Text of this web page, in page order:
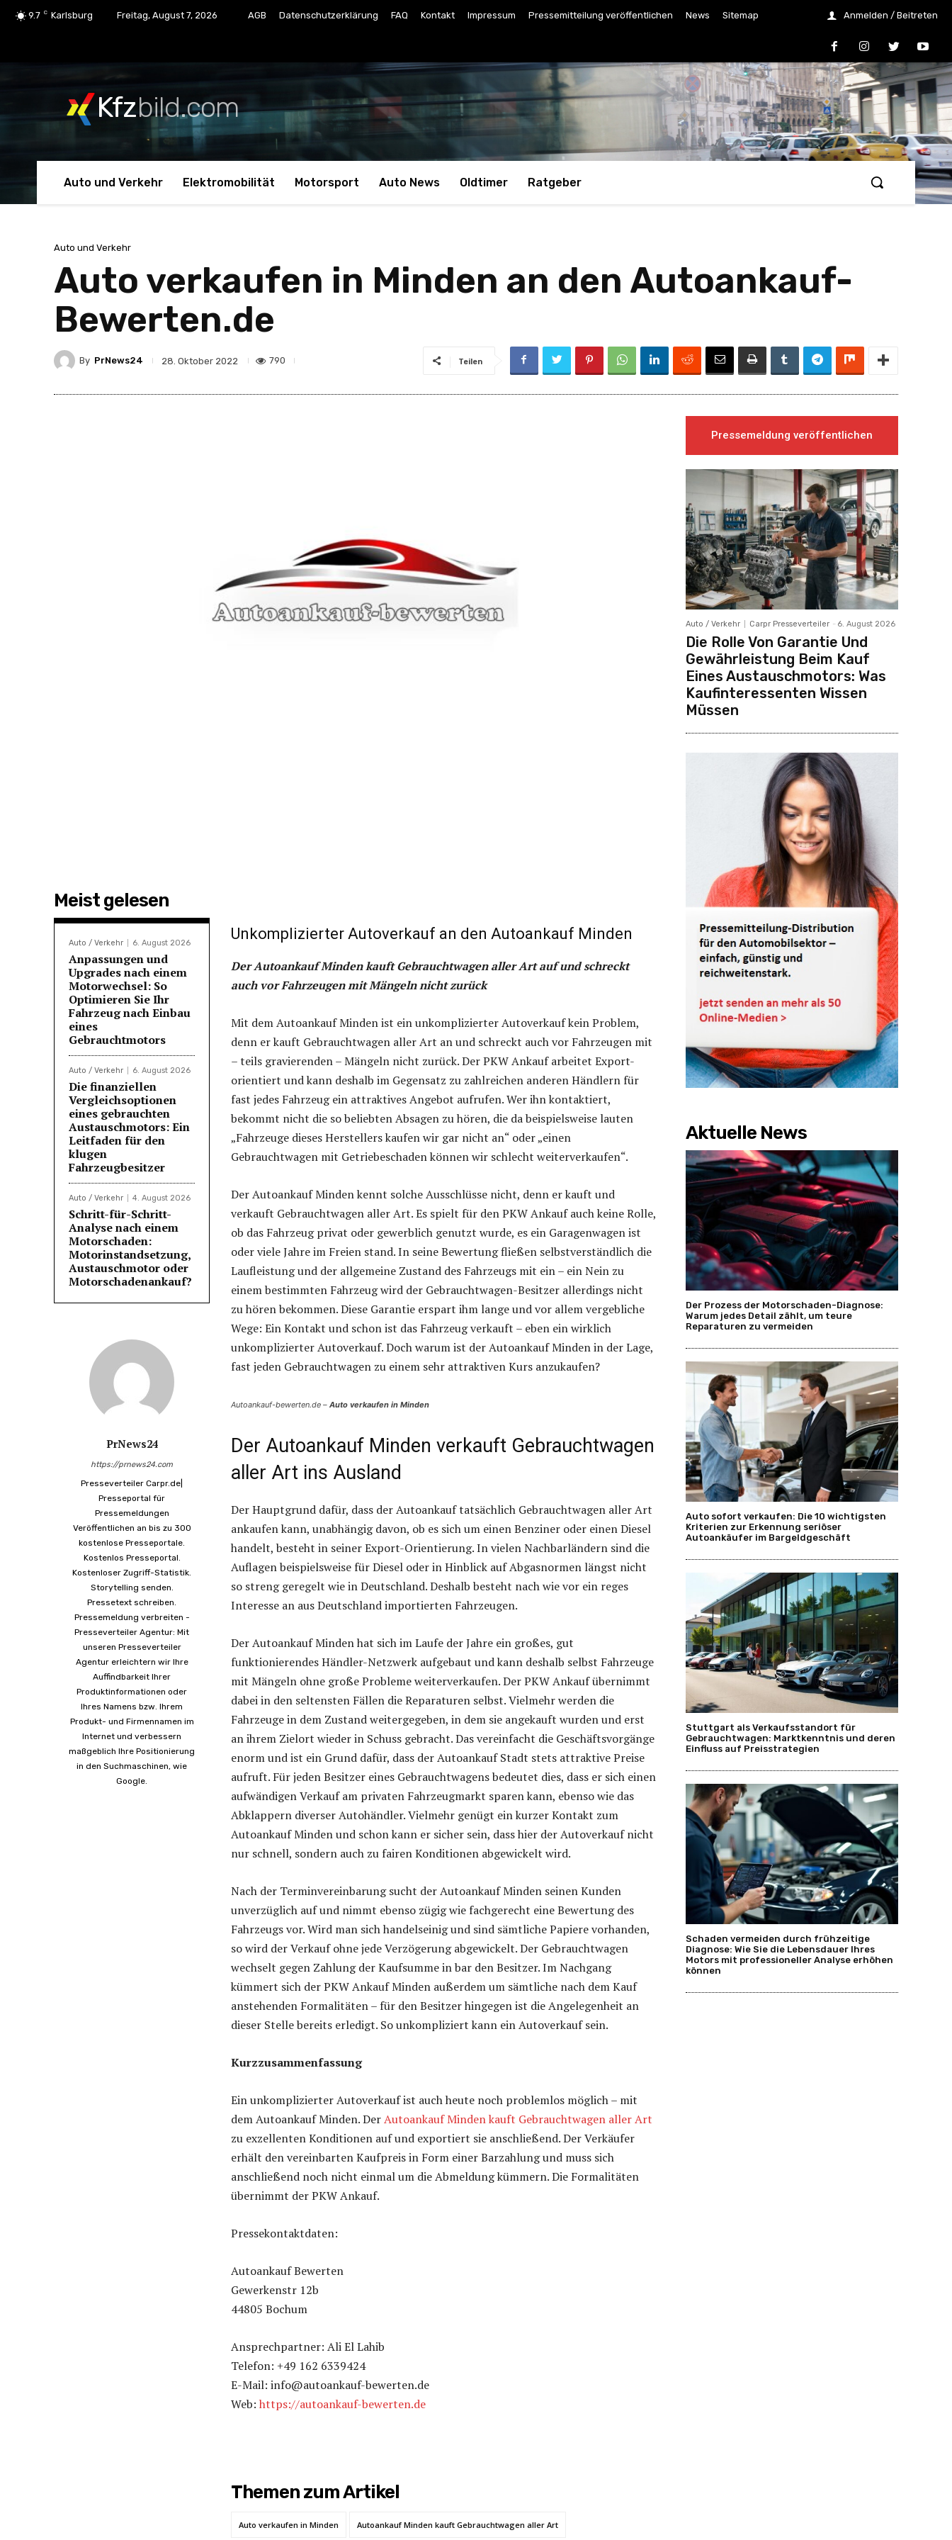
9.7 C Karlsburg Freitag, August 7, 2026 AGB Datenschutzerklärung FAQ Kontakt Impressum Pressemitteilung veröffentlichen News Sitemap Anmelden / Beitreten
Kfzbild.com
Auto und Verkehr Elektromobilität Motorsport Auto News Oldtimer Ratgeber
Auto und Verkehr
Auto verkaufen in Minden an den Autoankauf-
Bewerten.de
By PrNews24 28. Oktober 2022 790 Teilen
Meist gelesen
Auto / Verkehr 6. August 2026
Anpassungen und
Upgrades nach einem
Motorwechsel: So
Optimieren Sie Ihr
Fahrzeug nach Einbau
eines
Gebrauchtmotors
Auto / Verkehr 6. August 2026
Die finanziellen
Vergleichsoptionen
eines gebrauchten
Austauschmotors: Ein
Leitfaden für den
klugen
Fahrzeugbesitzer
Auto / Verkehr 4. August 2026
Schritt-für-Schritt-
Analyse nach einem
Motorschaden:
Motorinstandsetzung,
Austauschmotor oder
Motorschadenankauf?
PrNews24
https://prnews24.com
Presseverteiler Carpr.de|
Presseportal für
Pressemeldungen
Veröffentlichen an bis zu 300
kostenlose Presseportale.
Kostenlos Presseportal.
Kostenloser Zugriff-Statistik.
Storytelling senden.
Pressetext schreiben.
Pressemeldung verbreiten -
Presseverteiler Agentur: Mit
unseren Presseverteiler
Agentur erleichtern wir Ihre
Auffindbarkeit Ihrer
Produktinformationen oder
Ihres Namens bzw. Ihrem
Produkt- und Firmennamen im
Internet und verbessern
maßgeblich Ihre Positionierung
in den Suchmaschinen, wie
Google.
Unkomplizierter Autoverkauf an den Autoankauf Minden
Der Autoankauf Minden kauft Gebrauchtwagen aller Art auf und schreckt
auch vor Fahrzeugen mit Mängeln nicht zurück
Mit dem Autoankauf Minden ist ein unkomplizierter Autoverkauf kein Problem,
denn er kauft Gebrauchtwagen aller Art an und schreckt auch vor Fahrzeugen mit
– teils gravierenden – Mängeln nicht zurück. Der PKW Ankauf arbeitet Export-
orientiert und kann deshalb im Gegensatz zu zahlreichen anderen Händlern für
fast jedes Fahrzeug ein attraktives Angebot aufrufen. Wer ihn kontaktiert,
bekommt nicht die so beliebten Absagen zu hören, die da beispielsweise lauten
„Fahrzeuge dieses Herstellers kaufen wir gar nicht an“ oder „einen
Gebrauchtwagen mit Getriebeschaden können wir schlecht weiterverkaufen“.
Der Autoankauf Minden kennt solche Ausschlüsse nicht, denn er kauft und
verkauft Gebrauchtwagen aller Art. Es spielt für den PKW Ankauf auch keine Rolle,
ob das Fahrzeug privat oder gewerblich genutzt wurde, es ein Garagenwagen ist
oder viele Jahre im Freien stand. In seine Bewertung fließen selbstverständlich die
Laufleistung und der allgemeine Zustand des Fahrzeugs mit ein – ein Nein zu
einem bestimmten Fahrzeug wird der Gebrauchtwagen-Besitzer allerdings nicht
zu hören bekommen. Diese Garantie erspart ihm lange und vor allem vergebliche
Wege: Ein Kontakt und schon ist das Fahrzeug verkauft – eben ein wirklich
unkomplizierter Autoverkauf. Doch warum ist der Autoankauf Minden in der Lage,
fast jeden Gebrauchtwagen zu einem sehr attraktiven Kurs anzukaufen?
Autoankauf-bewerten.de – Auto verkaufen in Minden
Der Autoankauf Minden verkauft Gebrauchtwagen
aller Art ins Ausland
Der Hauptgrund dafür, dass der Autoankauf tatsächlich Gebrauchtwagen aller Art
ankaufen kann, unabhängig davon, ob es sich um einen Benziner oder einen Diesel
handelt, besteht in seiner Export-Orientierung. In vielen Nachbarländern sind die
Auflagen beispielsweise für Diesel oder in Hinblick auf Abgasnormen längst nicht
so streng geregelt wie in Deutschland. Deshalb besteht nach wie vor ein reges
Interesse an aus Deutschland importierten Fahrzeugen.
Der Autoankauf Minden hat sich im Laufe der Jahre ein großes, gut
funktionierendes Händler-Netzwerk aufgebaut und kann deshalb selbst Fahrzeuge
mit Mängeln ohne große Probleme weiterverkaufen. Der PKW Ankauf übernimmt
dabei in den seltensten Fällen die Reparaturen selbst. Vielmehr werden die
Fahrzeuge in dem Zustand weitergegeben, in dem sie angekauft wurden und erst
an ihrem Zielort wieder in Schuss gebracht. Das vereinfacht die Geschäftsvorgänge
enorm und ist ein Grund dafür, dass der Autoankauf Stadt stets attraktive Preise
aufruft. Für jeden Besitzer eines Gebrauchtwagens bedeutet dies, dass er sich einen
aufwändigen Verkauf am privaten Fahrzeugmarkt sparen kann, ebenso wie das
Abklappern diverser Autohändler. Vielmehr genügt ein kurzer Kontakt zum
Autoankauf Minden und schon kann er sicher sein, dass hier der Autoverkauf nicht
nur schnell, sondern auch zu fairen Konditionen abgewickelt wird.
Nach der Terminvereinbarung sucht der Autoankauf Minden seinen Kunden
unverzüglich auf und nimmt ebenso zügig wie fachgerecht eine Bewertung des
Fahrzeugs vor. Wird man sich handelseinig und sind sämtliche Papiere vorhanden,
so wird der Verkauf ohne jede Verzögerung abgewickelt. Der Gebrauchtwagen
wechselt gegen Zahlung der Kaufsumme in bar den Besitzer. Im Nachgang
kümmert sich der PKW Ankauf Minden außerdem um sämtliche nach dem Kauf
anstehenden Formalitäten – für den Besitzer hingegen ist die Angelegenheit an
dieser Stelle bereits erledigt. So unkompliziert kann ein Autoverkauf sein.
Kurzzusammenfassung
Ein unkomplizierter Autoverkauf ist auch heute noch problemlos möglich – mit
dem Autoankauf Minden. DerAutoankauf Minden kauft Gebrauchtwagen aller Art
zu exzellenten Konditionen auf und exportiert sie anschließend. Der Verkäufer
erhält den vereinbarten Kaufpreis in Form einer Barzahlung und muss sich
anschließend noch nicht einmal um die Abmeldung kümmern. Die Formalitäten
übernimmt der PKW Ankauf.
Pressekontaktdaten:
Autoankauf Bewerten
Gewerkenstr 12b
44805 Bochum
Ansprechpartner: Ali El Lahib
Telefon: +49 162 6339424
E-Mail: info@autoankauf-bewerten.de
Web: https://autoankauf-bewerten.de
Themen zum Artikel
Auto verkaufen in Minden Autoankauf Minden kauft Gebrauchtwagen aller Art
Pressemeldung veröffentlichen
Auto / Verkehr Carpr Presseverteiler - 6. August 2026
Die Rolle Von Garantie Und
Gewährleistung Beim Kauf
Eines Austauschmotors: Was
Kaufinteressenten Wissen
Müssen
Aktuelle News
Der Prozess der Motorschaden-Diagnose:
Warum jedes Detail zählt, um teure
Reparaturen zu vermeiden
Auto sofort verkaufen: Die 10 wichtigsten
Kriterien zur Erkennung seriöser
Autoankäufer im Bargeldgeschäft
Stuttgart als Verkaufsstandort für
Gebrauchtwagen: Marktkenntnis und deren
Einfluss auf Preisstrategien
Schaden vermeiden durch frühzeitige
Diagnose: Wie Sie die Lebensdauer Ihres
Motors mit professioneller Analyse erhöhen
können